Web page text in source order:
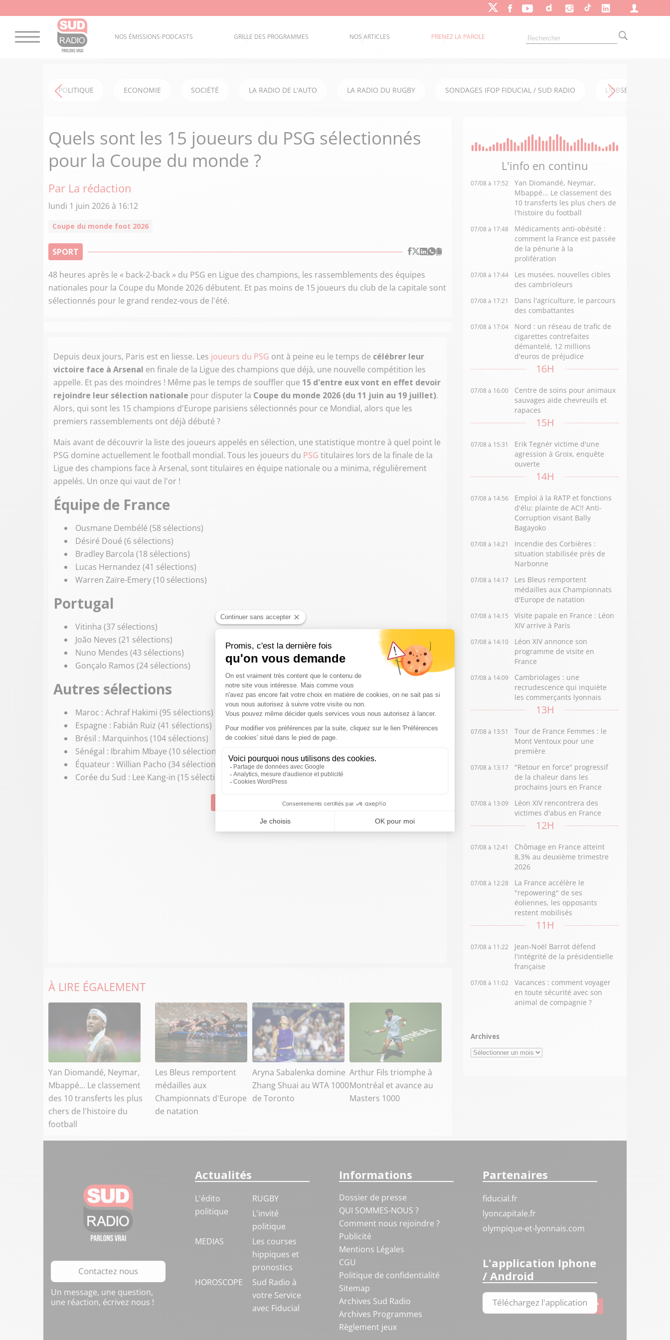
NOS ÉMISSIONS-PODCASTS GRILLE DES PROGRAMMES NOS ARTICLES PRENEZ LA PAROLE
POLITIQUE ECONOMIE SOCIÉTÉ LA RADIO DE L'AUTO LA RADIO DU RUGBY SONDAGES IFOP FIDUCIAL / SUD RADIO L'OBSERVATOIRE
Quels sont les 15 joueurs du PSG sélectionnés
pour la Coupe du monde ?
Par La rédaction
lundi 1 juin 2026 à 16:12
Coupe du monde foot 2026
SPORT
48 heures après le « back-2-back » du PSG en Ligue des champions, les rassemblements des équipes
nationales pour la Coupe du Monde 2026 débutent. Et pas moins de 15 joueurs du club de la capitale sont
sélectionnés pour le grand rendez-vous de l'été.
Depuis deux jours, Paris est en liesse. Les joueurs du PSG ont à peine eu le temps de célébrer leur
victoire face à Arsenal en finale de la Ligue des champions que déjà, une nouvelle compétition les
appelle. Et pas des moindres ! Même pas le temps de souffler que 15 d'entre eux vont en effet devoir
rejoindre leur sélection nationale pour disputer la Coupe du monde 2026 (du 11 juin au 19 juillet).
Alors, qui sont les 15 champions d'Europe parisiens sélectionnés pour ce Mondial, alors que les
premiers rassemblements ont déjà débuté ?
Mais avant de découvrir la liste des joueurs appelés en sélection, une statistique montre à quel point le
PSG domine actuellement le football mondial. Tous les joueurs du PSG titulaires lors de la finale de la
Ligue des champions face à Arsenal, sont titulaires en équipe nationale ou a minima, régulièrement
appelés. Un onze qui vaut de l'or !
Équipe de France
Ousmane Dembélé (58 sélections)
Désiré Doué (6 sélections)
Bradley Barcola (18 sélections)
Lucas Hernandez (41 sélections)
Warren Zaïre-Emery (10 sélections)
Portugal
Vitinha (37 sélections)
João Neves (21 sélections)
Nuno Mendes (43 sélections)
Gonçalo Ramos (24 sélections)
Autres sélections
Maroc : Achraf Hakimi (95 sélections)
Espagne : Fabián Ruiz (41 sélections)
Brésil : Marquinhos (104 sélections)
Sénégal : Ibrahim Mbaye (10 sélections)
Équateur : Willian Pacho (34 sélections)
Corée du Sud : Lee Kang-in (15 sélections)
À LIRE ÉGALEMENT
Yan Diomandé, Neymar,
Mbappé... Le classement
des 10 transferts les plus
chers de l'histoire du
football
Les Bleus remportent
médailles aux
Championnats d'Europe
de natation
Aryna Sabalenka domine
Zhang Shuai au WTA 1000
de Toronto
Arthur Fils triomphe à
Montréal et avance au
Masters 1000
L'info en continu
07/08 à 17:52
Yan Diomandé, Neymar,
Mbappé... Le classement des
10 transferts les plus chers de
l'histoire du football
07/08 à 17:48
Médicaments anti-obésité :
comment la France est passée
de la pénurie à la
prolifération
07/08 à 17:44
Les musées, nouvelles cibles
des cambrioleurs
07/08 à 17:21
Dans l'agriculture, le parcours
des combattantes
07/08 à 17:04
Nord : un réseau de trafic de
cigarettes contrefaites
démantelé, 12 millions
d'euros de préjudice
16H
07/08 à 16:00
Centre de soins pour animaux
sauvages aide chevreuils et
rapaces
15H
07/08 à 15:31
Erik Tegnér victime d'une
agression à Groix, enquête
ouverte
14H
07/08 à 14:56
Emploi à la RATP et fonctions
d'élu: plainte de AC!! Anti-
Corruption visant Bally
Bagayoko
07/08 à 14:21
Incendie des Corbières :
situation stabilisée près de
Narbonne
07/08 à 14:17
Les Bleus remportent
médailles aux Championnats
d'Europe de natation
07/08 à 14:15
Visite papale en France : Léon
XIV arrive à Paris
07/08 à 14:10
Léon XIV annonce son
programme de visite en
France
07/08 à 14:09
Cambriolages : une
recrudescence qui inquiète
les commerçants lyonnais
13H
07/08 à 13:51
Tour de France Femmes : le
Mont Ventoux pour une
première
07/08 à 13:17
"Retour en force" progressif
de la chaleur dans les
prochains jours en France
07/08 à 13:09
Léon XIV rencontrera des
victimes d'abus en France
12H
07/08 à 12:41
Chômage en France atteint
8,3% au deuxième trimestre
2026
07/08 à 12:28
La France accélère le
"repowering" de ses
éoliennes, les opposants
restent mobilisés
11H
07/08 à 11:22
Jean-Noël Barrot défend
l'intégrité de la présidentielle
française
07/08 à 11:02
Vacances : comment voyager
en toute sécurité avec son
animal de compagnie ?
Archives
Archives
Contactez nous
Un message, une question,
une réaction, écrivez nous !
Actualités
L'édito
politique
RUGBY
L'invité
politique
MEDIAS
Les courses
hippiques et
pronostics
HOROSCOPE
Sud Radio à
votre Service
avec Fiducial
Informations
Dossier de presse
QUI SOMMES-NOUS ?
Comment nous rejoindre ?
Publicité
Mentions Légales
CGU
Politique de confidentialité
Sitemap
Archives Sud Radio
Archives Programmes
Règlement jeux
Partenaires
fiducial.fr
lyoncapitale.fr
olympique-et-lyonnais.com
L'application Iphone
/ Android
Téléchargez l'application